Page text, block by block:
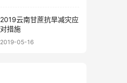
2019云南甘蔗抗旱减灾应
对措施
2019-05-16